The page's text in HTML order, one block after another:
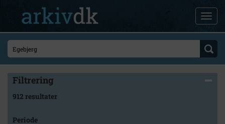
Filtrering
912 resultater
Periode